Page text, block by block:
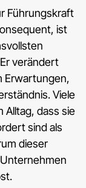
Führungskraft
ist
verändert
Erwartungen,
Viele
Alltag, dass sie
sind als
dieser